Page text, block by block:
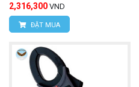
2,316,300 VND
ĐẶT MUA